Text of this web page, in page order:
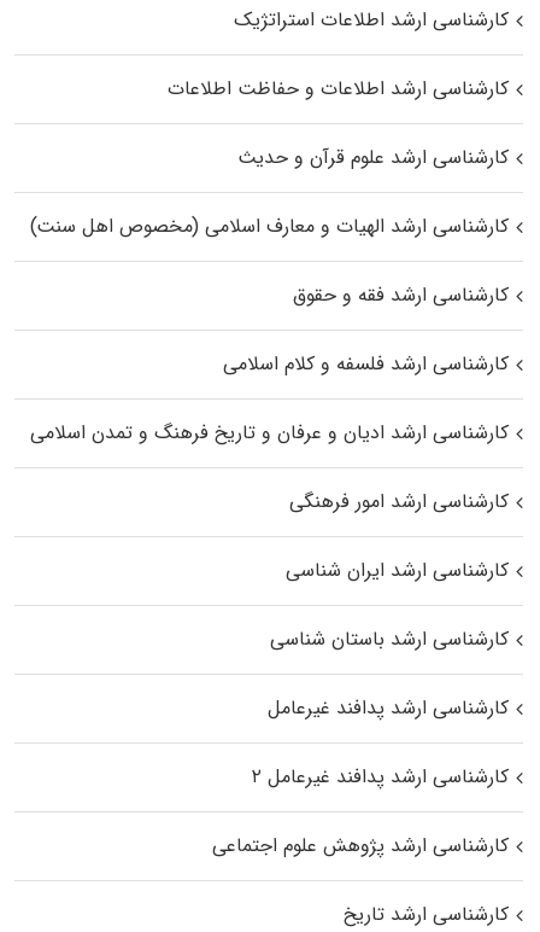
کارشناسی ارشد اطلاعات استراتژیک
کارشناسی ارشد اطلاعات و حفاظت اطلاعات
کارشناسی ارشد علوم قرآن و حدیث
کارشناسی ارشد الهیات و معارف اسلامی (مخصوص اهل سنت)
کارشناسی ارشد فقه و حقوق
کارشناسی ارشد فلسفه و کلام اسلامی
کارشناسی ارشد ادیان و عرفان و تاریخ فرهنگ و تمدن اسلامی
کارشناسی ارشد امور فرهنگی
کارشناسی ارشد ایران شناسی
کارشناسی ارشد باستان شناسی
کارشناسی ارشد پدافند غیرعامل
کارشناسی ارشد پدافند غیرعامل ۲
کارشناسی ارشد پژوهش علوم اجتماعی
کارشناسی ارشد تاریخ